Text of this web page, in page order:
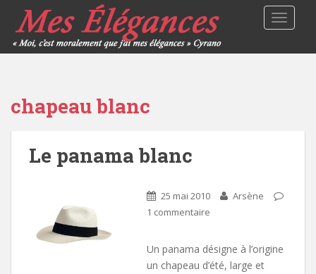
chapeau blanc
Le panama blanc
25 mai 2010
Arsène
1 commentaire
Un panama désigne à l’origine
un chapeau d’été, large et